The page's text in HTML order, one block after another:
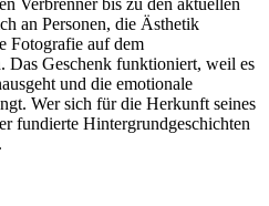
an Personen, die Ästhetik
Fotografie auf dem
Das Geschenk funktioniert, weil es
und die emotionale
Wer sich für die Herkunft seines
fundierte Hintergrundgeschichten